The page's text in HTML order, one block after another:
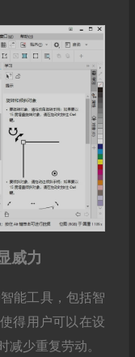
威力
能工具，包括智
得用户可以在设
少重复劳动。